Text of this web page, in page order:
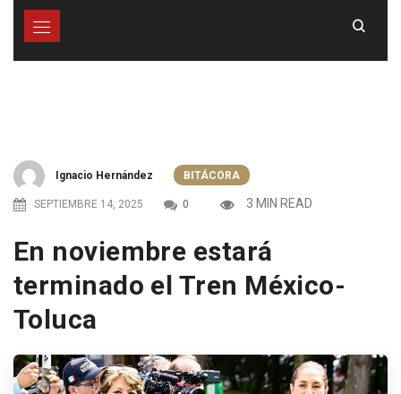
Ignacio Hernández BITÁCORA
SEPTIEMBRE 14, 2025 0 3 MIN READ
En noviembre estará
terminado el Tren México-
Toluca